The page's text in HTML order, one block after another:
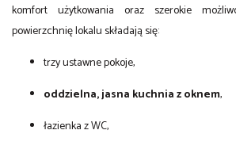
komfort użytkowania oraz szerokie
powierzchnię lokalu składają się:
trzy ustawne pokoje,
oddzielna, jasna kuchnia z oknem,
łazienka z WC,